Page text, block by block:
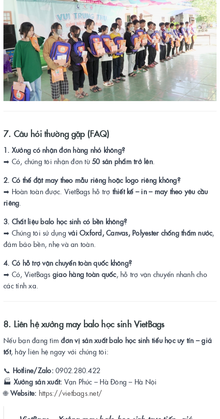
7. Câu hỏi thường gặp (FAQ)
1. Xưởng có nhận đơn hàng nhỏ không?
➡ Có, chúng tôi nhận đơn từ 50 sản phẩm trở lên.
2. Có thể đặt may theo mẫu riêng hoặc logo riêng không?
➡ Hoàn toàn được. VietBags hỗ trợ thiết kế – in – may theo yêu cầu
riêng.
3. Chất liệu balo học sinh có bền không?
➡ Chúng tôi sử dụngvải Oxford, Canvas, Polyester chống thấm nước,
đảm bảo bền, nhẹ và an toàn.
4. Có hỗ trợ vận chuyển toàn quốc không?
➡ Có, VietBags giao hàng toàn quốc, hỗ trợ vận chuyển nhanh cho
các tỉnh xa.
8. Liên hệ xưởng may balo học sinh VietBags
Nếu bạn đang tìmđơn vị sản xuất balo học sinh tiểu học uy tín – giá
tốt, hãy liên hệ ngay với chúng tôi:
📞 Hotline/Zalo:0902.280.422
🏭 Xưởng sản xuất: Vạn Phúc – Hà Đông – Hà Nội
🌐 Website: https://vietbags.net/